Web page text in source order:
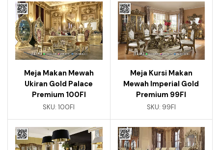
Meja Makan Mewah
Ukiran Gold Palace
Premium 100FI
SKU:100FI
Meja Kursi Makan
Mewah Imperial Gold
Premium 99FI
SKU: 99FI